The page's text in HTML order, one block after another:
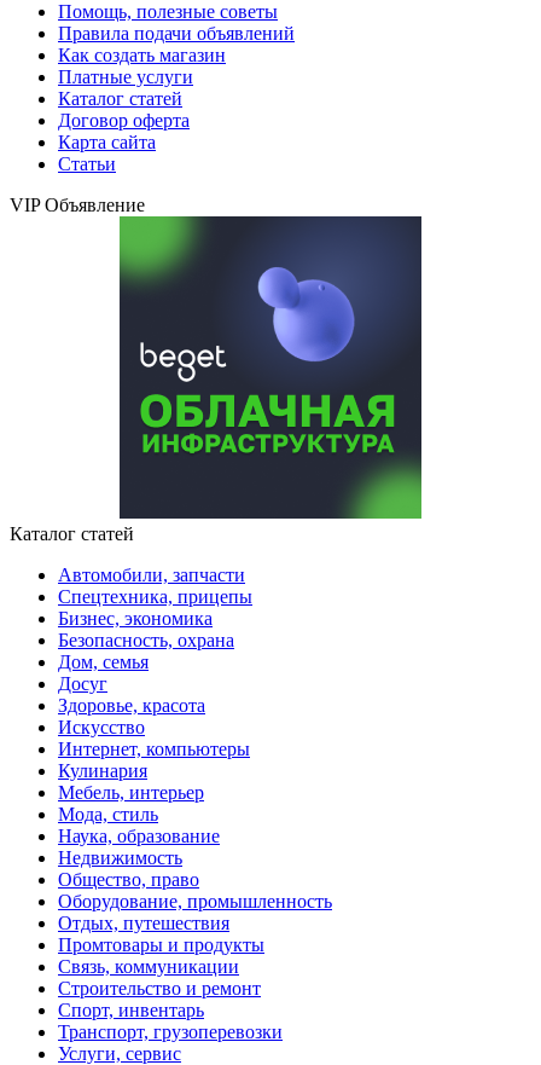
Помощь, полезные советы
Правила подачи объявлений
Как создать магазин
Платные услуги
Каталог статей
Договор оферта
Карта сайта
Статьи
VIP Объявление
Каталог статей
Автомобили, запчасти
Спецтехника, прицепы
Бизнес, экономика
Безопасность, охрана
Дом, семья
Досуг
Здоровье, красота
Искусство
Интернет, компьютеры
Кулинария
Мебель, интерьер
Мода, стиль
Наука, образование
Недвижимость
Общество, право
Оборудование, промышленность
Отдых, путешествия
Промтовары и продукты
Связь, коммуникации
Строительство и ремонт
Спорт, инвентарь
Транспорт, грузоперевозки
Услуги, сервис